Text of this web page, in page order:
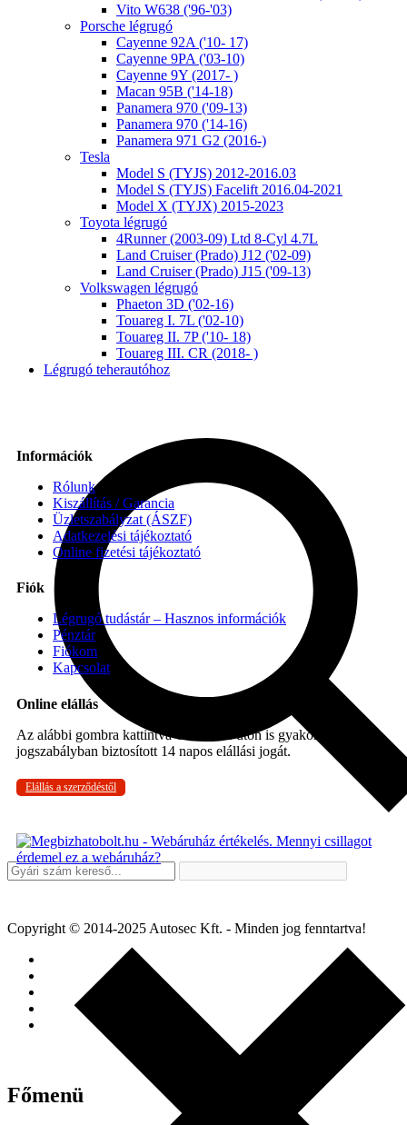
Vito W638 ('96-'03)
Porsche légrugó
Cayenne 92A ('10- 17)
Cayenne 9PA ('03-10)
Cayenne 9Y (2017- )
Macan 95B ('14-18)
Panamera 970 ('09-13)
Panamera 970 ('14-16)
Panamera 971 G2 (2016-)
Tesla
Model S (TYJS) 2012-2016.03
Model S (TYJS) Facelift 2016.04-2021
Model X (TYJX) 2015-2023
Toyota légrugó
4Runner (2003-09) Ltd 8-Cyl 4.7L
Land Cruiser (Prado) J12 ('02-09)
Land Cruiser (Prado) J15 ('09-13)
Volkswagen légrugó
Phaeton 3D ('02-16)
Touareg I. 7L ('02-10)
Touareg II. 7P ('10- 18)
Touareg III. CR (2018- )
Légrugó teherautóhoz
Információk
Rólunk
Kiszállítás / Garancia
Üzletszabályzat (ÁSZF)
Adatkezelési tájékoztató
Online fizetési tájékoztató
Fiók
Légrugó tudástár – Hasznos információk
Pénztár
Fiókom
Kapcsolat
Online elállás
Az alábbi gombra kattintva Ön online úton is gyakorolhatja a
jogszabályban biztosított 14 napos elállási jogát.
Elállás a szerződéstől
Copyright © 2014-2025 Autosec Kft. - Minden jog fenntartva!
Főmenü